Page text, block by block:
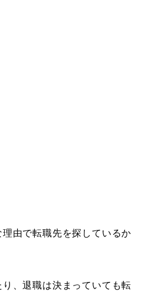
由で転職先を探しているか
、退職は決まっていても転